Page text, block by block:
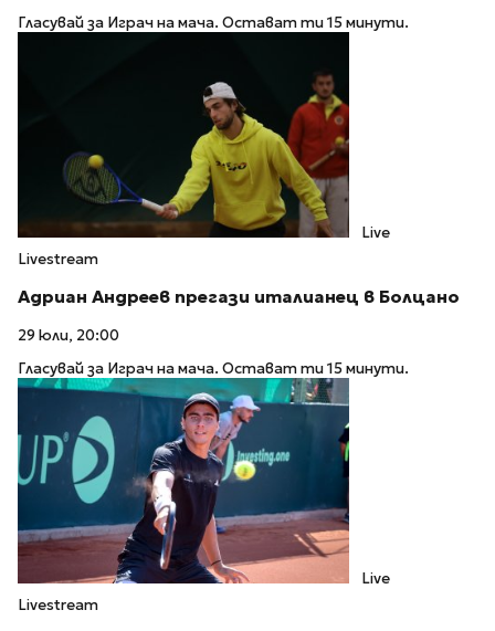
Гласувай за Играч на мача. Остават ти 15 минути.
Live
Livestream
Адриан Андреев прегази италианец в Болцано
29 юли, 20:00
Гласувай за Играч на мача. Остават ти 15 минути.
Live
Livestream